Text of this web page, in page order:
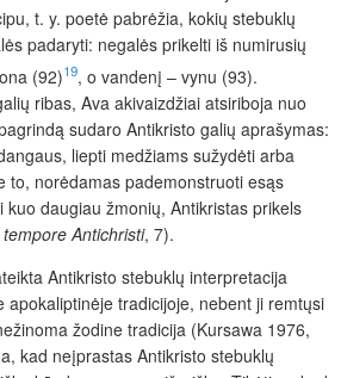
t. y. poetė pabrėžia, kokių stebuklų
padaryti: negalės prikelti iš numirusių
(92)19, o vandenį – vynu (93).
ribas, Ava akivaizdžiai atsiriboja nuo
sudaro Antikristo galių aprašymas:
liepti medžiams sužydėti arba
to, norėdamas pademonstruoti esąs
kuo daugiau žmonių, Antikristas prikels
Antichristi, 7).
Antikristo stebuklų interpretacija
apokaliptinėje tradicijoje, nebent ji remtųsi
žodine tradicija (Kursawa 1976,
kad neįprastas Antikristo stebuklų